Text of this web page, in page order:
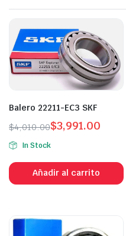
Balero 22211-EC3 SKF
$4,010.00$3,991.00
In Stock
Añadir al carrito